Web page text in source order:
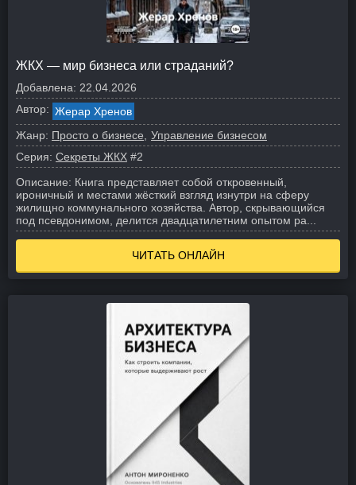
ЖКХ — мир бизнеса или страданий?
Добавлена: 22.04.2026
Автор: Жерар Хренов
Жанр: Просто о бизнесе
Управление бизнесом
Серия: Секреты ЖКХ #2
Описание: Книга представляет собой откровенный,
ироничный и местами жёсткий взгляд изнутри на сферу
жилищно коммунального хозяйства. Автор, скрывающийся
под псевдонимом, делится двадцатилетним опытом ра...
ЧИТАТЬ ОНЛАЙН